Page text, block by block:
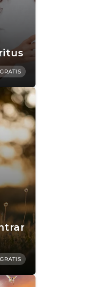
GRATIS
GRATIS